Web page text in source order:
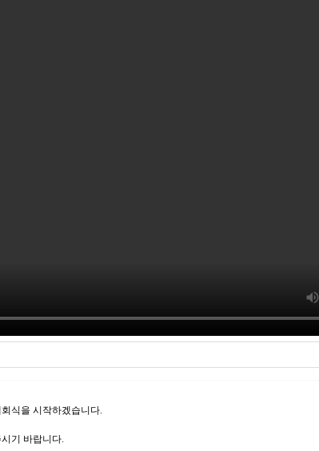
식을 시작하겠습니다.
기 바랍니다.